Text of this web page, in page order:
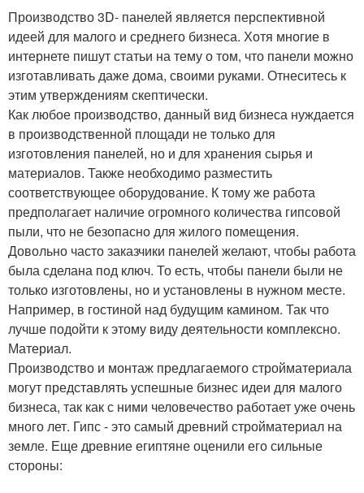
Производство 3D- панелей является перспективной
идеей для малого и среднего бизнеса. Хотя многие в
интернете пишут статьи на тему о том, что панели можно
изготавливать даже дома, своими руками. Отнеситесь к
этим утверждениям скептически.
Как любое производство, данный вид бизнеса нуждается
в производственной площади не только для
изготовления панелей, но и для хранения сырья и
материалов. Также необходимо разместить
соответствующее оборудование. К тому же работа
предполагает наличие огромного количества гипсовой
пыли, что не безопасно для жилого помещения.
Довольно часто заказчики панелей желают, чтобы работа
была сделана под ключ. То есть, чтобы панели были не
только изготовлены, но и установлены в нужном месте.
Например, в гостиной над будущим камином. Так что
лучше подойти к этому виду деятельности комплексно.
Материал.
Производство и монтаж предлагаемого стройматериала
могут представлять успешные бизнес идеи для малого
бизнеса, так как с ними человечество работает уже очень
много лет. Гипс - это самый древний стройматериал на
земле. Еще древние египтяне оценили его сильные
стороны: